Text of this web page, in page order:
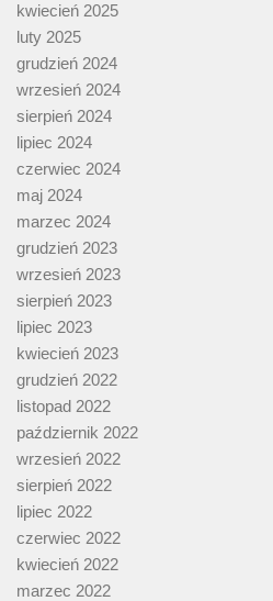
kwiecień 2025
luty 2025
grudzień 2024
wrzesień 2024
sierpień 2024
lipiec 2024
czerwiec 2024
maj 2024
marzec 2024
grudzień 2023
wrzesień 2023
sierpień 2023
lipiec 2023
kwiecień 2023
grudzień 2022
listopad 2022
październik 2022
wrzesień 2022
sierpień 2022
lipiec 2022
czerwiec 2022
kwiecień 2022
marzec 2022